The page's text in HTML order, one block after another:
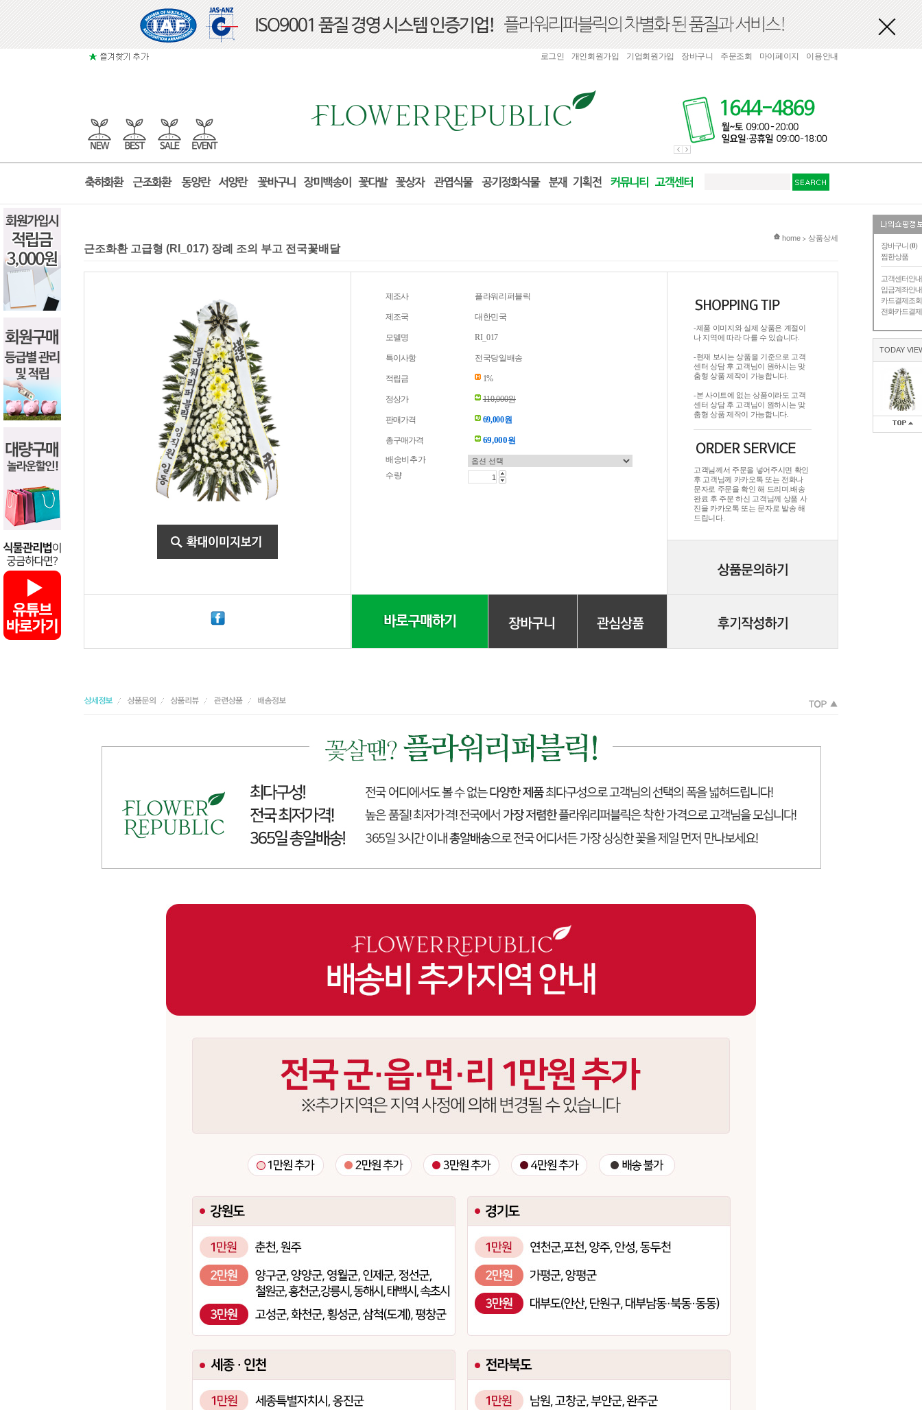
장바구니 (0)
찜한상품
고객센터안내
입금계좌안내
카드결제조회
전화카드결제
TODAY
로그인 개인회원가입 기업회원가입 장바구니 주문조회 마이페이지 이용안내
현재 위치
home > 상품상세
근조화환 고급형 (RI_017) 장례 조의 부고 전국꽃배달
제조사 플라워리퍼블릭
제조국 대한민국
모델명 RI_017
특이사항 전국당일배송
적립금 1%
정상가 110,000원
판매가격 69,000원
총구매가격 69,000원
배송비추가
수량
-제품 이미지와 실제 상품은 계절이
나 지역에 따라 다를 수 있습니다.
-현재 보시는 상품을 기준으로 고객
센터 상담 후 고객님이 원하시는 맞
춤형 상품 제작이 가능합니다.
-본 사이트에 없는 상품이라도 고객
센터 상담 후 고객님이 원하시는 맞
춤형 상품 제작이 가능합니다.
고객님께서 주문을 넣어주시면 확인
후 고객님께 카카오톡 또는 전화나
문자로 주문을 확인 해 드리며.배송
완료 후 주문 하신 고객님께 상품 사
진을 카카오톡 또는 문자로 발송 해
드립니다.